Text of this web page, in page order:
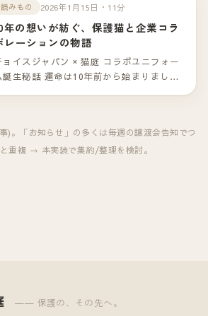
ん。（一部掲載）
読みもの 2026年1月15日・11分
年の想いが紡ぐ、保護猫と企業コラ
レーションの物語
ョイスジャパン × 猫庭 コラボユニフォー
誕生秘話 運命は10年前から始まりまし
。 企業として保護猫活動を支援する――
の形は「コラボレーションユニフォー
)。「お知らせ」の多くは毎週の譲渡会告知でつ
重複 → 本実装で集約/整理を検討。
―― 保護の、その先へ。